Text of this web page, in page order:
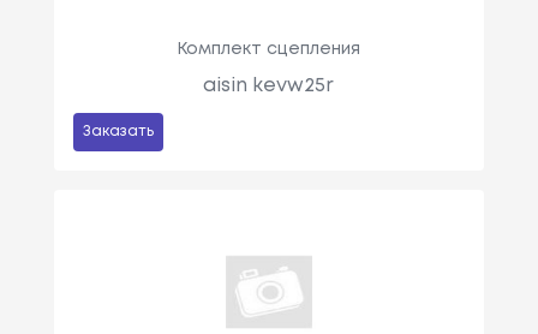
Комплект сцепления
aisin kevw25r
Заказать